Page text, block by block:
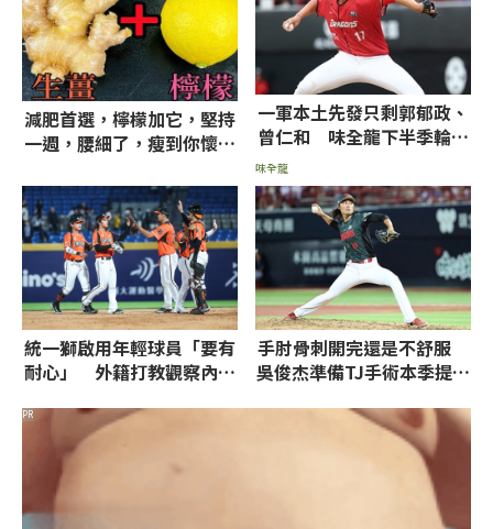
減肥首選，檸檬加它，堅持
一週，腰細了，瘦到你懷疑
一軍本土先發只剩郭郁政、
曾仁和 味全龍下半季輪值
味全龍
統一獅啟用年輕球員「要有
耐心」 外籍打教觀察內部
手肘骨刺開完還是不舒服
吳俊杰準備TJ手術本季提前
PR